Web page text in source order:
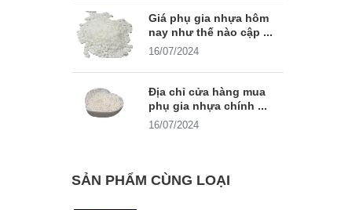
Giá phụ gia nhựa hôm
nay như thế nào cập ...
16/07/2024
Địa chỉ cửa hàng mua
phụ gia nhựa chính ...
16/07/2024
SẢN PHẨM CÙNG LOẠI